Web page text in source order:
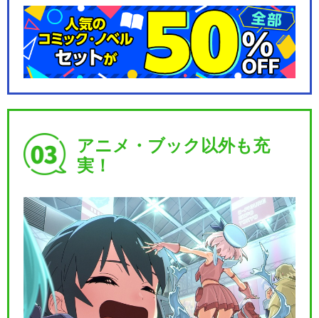
ミュージカル『刀剣乱舞』 髭
切膝丸 双騎出陣 …
幕末天狼傳～(20…
ミュージカル『刀剣乱舞』 五
周年記念 壽 乱舞…
閉じる
アニメ・ブック以外も充
実！